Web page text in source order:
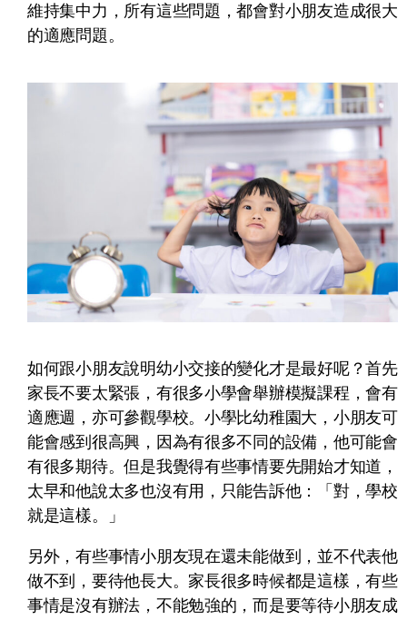
維持集中力，所有這些問題，都會對小朋友造成很大
的適應問題。
如何跟小朋友說明幼小交接的變化才是最好呢？首先
家長不要太緊張，有很多小學會舉辦模擬課程，會有
適應週，亦可參觀學校。小學比幼稚園大，小朋友可
能會感到很高興，因為有很多不同的設備，他可能會
有很多期待。但是我覺得有些事情要先開始才知道，
太早和他說太多也沒有用，只能告訴他：「對，學校
就是這樣。」
另外，有些事情小朋友現在還未能做到，並不代表他
做不到，要待他長大。家長很多時候都是這樣，有些
事情是沒有辦法，不能勉強的，而是要等待小朋友成